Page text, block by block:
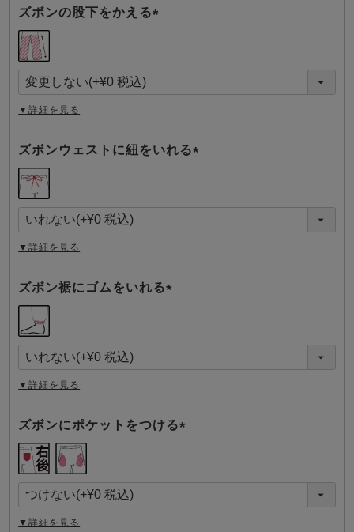
ズボンの股下をかえる
須
)
▼詳細を見る
ズボンウェストに紐をいれる
須
)
▼詳細を見る
ズボン裾にゴムをいれる
須
)
▼詳細を見る
ズボンにポケットをつける
須
)
▼詳細を見る